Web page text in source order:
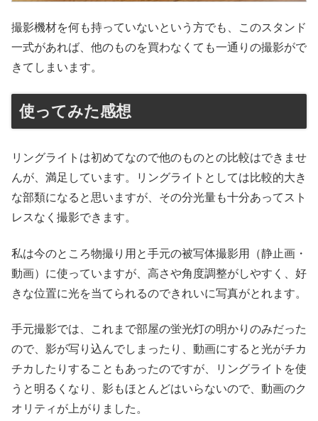
撮影機材を何も持っていないという方でも、このスタンド
一式があれば、他のものを買わなくても一通りの撮影がで
きてしまいます。
使ってみた感想
リングライトは初めてなので他のものとの比較はできませ
んが、満足しています。リングライトとしては比較的大き
な部類になると思いますが、その分光量も十分あってスト
レスなく撮影できます。
私は今のところ物撮り用と手元の被写体撮影用（静止画・
動画）に使っていますが、高さや角度調整がしやすく、好
きな位置に光を当てられるのできれいに写真がとれます。
手元撮影では、これまで部屋の蛍光灯の明かりのみだった
ので、影が写り込んでしまったり、動画にすると光がチカ
チカしたりすることもあったのですが、リングライトを使
うと明るくなり、影もほとんどはいらないので、動画のク
オリティが上がりました。